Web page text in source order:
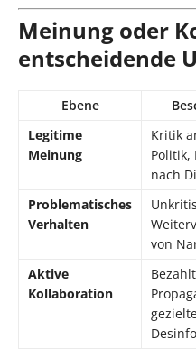
Meinung oder
entscheidende
Ebene
Legitime
Meinung
Kritik
Politik,
nach
Problematisches
Verhalten
von
Aktive
Kollaboration